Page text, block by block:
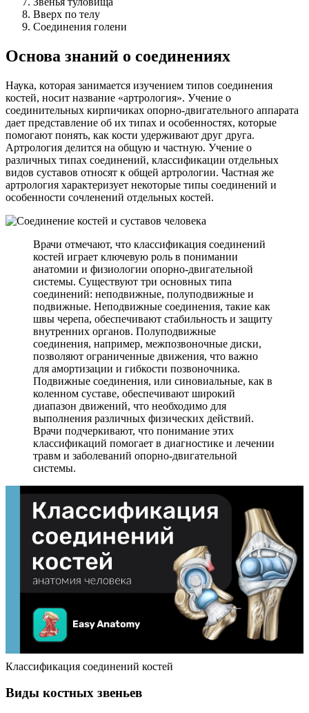
Вверх по телу
Соединения голени
Основа знаний о соединениях
Наука, которая занимается изучением типов соединения
костей, носит название «артрология». Учение о
соединительных кирпичиках опорно-двигательного аппарата
дает представление об их типах и особенностях, которые
помогают понять, как кости удерживают друг друга.
Артрология делится на общую и частную. Учение о
различных типах соединений, классификации отдельных
видов суставов относят к общей артрологии. Частная же
артрология характеризует некоторые типы соединений и
особенности сочленений отдельных костей.
Врачи отмечают, что классификация соединений
костей играет ключевую роль в понимании
анатомии и физиологии опорно-двигательной
системы. Существуют три основных типа
соединений: неподвижные, полуподвижные и
подвижные. Неподвижные соединения, такие как
швы черепа, обеспечивают стабильность и защиту
внутренних органов. Полуподвижные
соединения, например, межпозвоночные диски,
позволяют ограниченные движения, что важно
для амортизации и гибкости позвоночника.
Подвижные соединения, или синовиальные, как в
коленном суставе, обеспечивают широкий
диапазон движений, что необходимо для
выполнения различных физических действий.
Врачи подчеркивают, что понимание этих
классификаций помогает в диагностике и лечении
травм и заболеваний опорно-двигательной
системы.
Классификация соединений костей
Виды костных звеньев